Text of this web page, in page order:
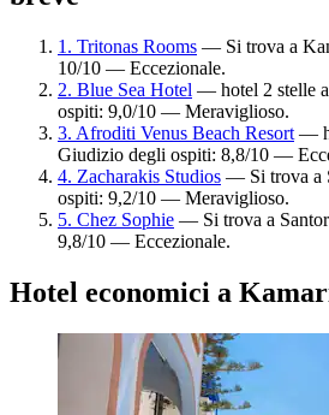
1. Tritonas Rooms — Si trova a
10/10 — Eccezionale.
2. Blue Sea Hotel — hotel 2 stelle
ospiti: 9,0/10 — Meraviglioso.
3. Afroditi Venus Beach Resort —
Giudizio degli ospiti: 8,8/10 —
4. Zacharakis Studios — Si trova a
ospiti: 9,2/10 — Meraviglioso.
5. Chez Sophie — Si trova a
9,8/10 — Eccezionale.
Hotel economici a